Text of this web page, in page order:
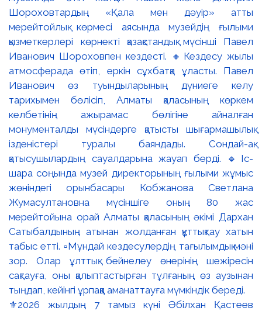
⚜️2026 жылдың 7 тамыз күні Әбілхан Қастеев